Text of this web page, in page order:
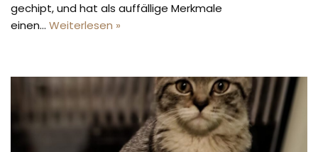
gechipt, und hat als auffällige Merkmale
einen… Weiterlesen »